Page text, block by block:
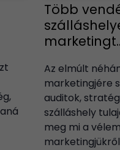
Több
Az elmúlt
marketingjére
auditok,
szálláshely
meg mi a